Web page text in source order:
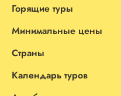
Горящие туры
Минимальные цены
Страны
Календарь туров